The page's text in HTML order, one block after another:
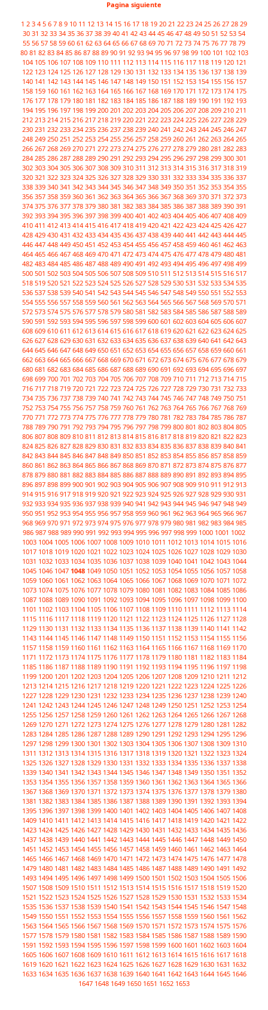
Pagina siguiente
1 2 3 4 5 6 7 8 9 10 11 12 13 14 15 16 17 18 19 20 21 22 23 24 25 26 27 28 29
30 31 32 33 34 35 36 37 38 39 40 41 42 43 44 45 46 47 48 49 50 51 52 53 54
55 56 57 58 59 60 61 62 63 64 65 66 67 68 69 70 71 72 73 74 75 76 77 78 79
80 81 82 83 84 85 86 87 88 89 90 91 92 93 94 95 96 97 98 99 100 101 102 103
104 105 106 107 108 109 110 111 112 113 114 115 116 117 118 119 120 121
122 123 124 125 126 127 128 129 130 131 132 133 134 135 136 137 138 139
140 141 142 143 144 145 146 147 148 149 150 151 152 153 154 155 156 157
158 159 160 161 162 163 164 165 166 167 168 169 170 171 172 173 174 175
176 177 178 179 180 181 182 183 184 185 186 187 188 189 190 191 192 193
194 195 196 197 198 199 200 201 202 203 204 205 206 207 208 209 210 211
212 213 214 215 216 217 218 219 220 221 222 223 224 225 226 227 228 229
230 231 232 233 234 235 236 237 238 239 240 241 242 243 244 245 246 247
248 249 250 251 252 253 254 255 256 257 258 259 260 261 262 263 264 265
266 267 268 269 270 271 272 273 274 275 276 277 278 279 280 281 282 283
284 285 286 287 288 289 290 291 292 293 294 295 296 297 298 299 300 301
302 303 304 305 306 307 308 309 310 311 312 313 314 315 316 317 318 319
320 321 322 323 324 325 326 327 328 329 330 331 332 333 334 335 336 337
338 339 340 341 342 343 344 345 346 347 348 349 350 351 352 353 354 355
356 357 358 359 360 361 362 363 364 365 366 367 368 369 370 371 372 373
374 375 376 377 378 379 380 381 382 383 384 385 386 387 388 389 390 391
392 393 394 395 396 397 398 399 400 401 402 403 404 405 406 407 408 409
410 411 412 413 414 415 416 417 418 419 420 421 422 423 424 425 426 427
428 429 430 431 432 433 434 435 436 437 438 439 440 441 442 443 444 445
446 447 448 449 450 451 452 453 454 455 456 457 458 459 460 461 462 463
464 465 466 467 468 469 470 471 472 473 474 475 476 477 478 479 480 481
482 483 484 485 486 487 488 489 490 491 492 493 494 495 496 497 498 499
500 501 502 503 504 505 506 507 508 509 510 511 512 513 514 515 516 517
518 519 520 521 522 523 524 525 526 527 528 529 530 531 532 533 534 535
536 537 538 539 540 541 542 543 544 545 546 547 548 549 550 551 552 553
554 555 556 557 558 559 560 561 562 563 564 565 566 567 568 569 570 571
572 573 574 575 576 577 578 579 580 581 582 583 584 585 586 587 588 589
590 591 592 593 594 595 596 597 598 599 600 601 602 603 604 605 606 607
608 609 610 611 612 613 614 615 616 617 618 619 620 621 622 623 624 625
626 627 628 629 630 631 632 633 634 635 636 637 638 639 640 641 642 643
644 645 646 647 648 649 650 651 652 653 654 655 656 657 658 659 660 661
662 663 664 665 666 667 668 669 670 671 672 673 674 675 676 677 678 679
680 681 682 683 684 685 686 687 688 689 690 691 692 693 694 695 696 697
698 699 700 701 702 703 704 705 706 707 708 709 710 711 712 713 714 715
716 717 718 719 720 721 722 723 724 725 726 727 728 729 730 731 732 733
734 735 736 737 738 739 740 741 742 743 744 745 746 747 748 749 750 751
752 753 754 755 756 757 758 759 760 761 762 763 764 765 766 767 768 769
770 771 772 773 774 775 776 777 778 779 780 781 782 783 784 785 786 787
788 789 790 791 792 793 794 795 796 797 798 799 800 801 802 803 804 805
806 807 808 809 810 811 812 813 814 815 816 817 818 819 820 821 822 823
824 825 826 827 828 829 830 831 832 833 834 835 836 837 838 839 840 841
842 843 844 845 846 847 848 849 850 851 852 853 854 855 856 857 858 859
860 861 862 863 864 865 866 867 868 869 870 871 872 873 874 875 876 877
878 879 880 881 882 883 884 885 886 887 888 889 890 891 892 893 894 895
896 897 898 899 900 901 902 903 904 905 906 907 908 909 910 911 912 913
914 915 916 917 918 919 920 921 922 923 924 925 926 927 928 929 930 931
932 933 934 935 936 937 938 939 940 941 942 943 944 945 946 947 948 949
950 951 952 953 954 955 956 957 958 959 960 961 962 963 964 965 966 967
968 969 970 971 972 973 974 975 976 977 978 979 980 981 982 983 984 985
986 987 988 989 990 991 992 993 994 995 996 997 998 999 1000 1001 1002
1003 1004 1005 1006 1007 1008 1009 1010 1011 1012 1013 1014 1015 1016
1017 1018 1019 1020 1021 1022 1023 1024 1025 1026 1027 1028 1029 1030
1031 1032 1033 1034 1035 1036 1037 1038 1039 1040 1041 1042 1043 1044
1045 1046 1047 1048 1049 1050 1051 1052 1053 1054 1055 1056 1057 1058
1059 1060 1061 1062 1063 1064 1065 1066 1067 1068 1069 1070 1071 1072
1073 1074 1075 1076 1077 1078 1079 1080 1081 1082 1083 1084 1085 1086
1087 1088 1089 1090 1091 1092 1093 1094 1095 1096 1097 1098 1099 1100
1101 1102 1103 1104 1105 1106 1107 1108 1109 1110 1111 1112 1113 1114
1115 1116 1117 1118 1119 1120 1121 1122 1123 1124 1125 1126 1127 1128
1129 1130 1131 1132 1133 1134 1135 1136 1137 1138 1139 1140 1141 1142
1143 1144 1145 1146 1147 1148 1149 1150 1151 1152 1153 1154 1155 1156
1157 1158 1159 1160 1161 1162 1163 1164 1165 1166 1167 1168 1169 1170
1171 1172 1173 1174 1175 1176 1177 1178 1179 1180 1181 1182 1183 1184
1185 1186 1187 1188 1189 1190 1191 1192 1193 1194 1195 1196 1197 1198
1199 1200 1201 1202 1203 1204 1205 1206 1207 1208 1209 1210 1211 1212
1213 1214 1215 1216 1217 1218 1219 1220 1221 1222 1223 1224 1225 1226
1227 1228 1229 1230 1231 1232 1233 1234 1235 1236 1237 1238 1239 1240
1241 1242 1243 1244 1245 1246 1247 1248 1249 1250 1251 1252 1253 1254
1255 1256 1257 1258 1259 1260 1261 1262 1263 1264 1265 1266 1267 1268
1269 1270 1271 1272 1273 1274 1275 1276 1277 1278 1279 1280 1281 1282
1283 1284 1285 1286 1287 1288 1289 1290 1291 1292 1293 1294 1295 1296
1297 1298 1299 1300 1301 1302 1303 1304 1305 1306 1307 1308 1309 1310
1311 1312 1313 1314 1315 1316 1317 1318 1319 1320 1321 1322 1323 1324
1325 1326 1327 1328 1329 1330 1331 1332 1333 1334 1335 1336 1337 1338
1339 1340 1341 1342 1343 1344 1345 1346 1347 1348 1349 1350 1351 1352
1353 1354 1355 1356 1357 1358 1359 1360 1361 1362 1363 1364 1365 1366
1367 1368 1369 1370 1371 1372 1373 1374 1375 1376 1377 1378 1379 1380
1381 1382 1383 1384 1385 1386 1387 1388 1389 1390 1391 1392 1393 1394
1395 1396 1397 1398 1399 1400 1401 1402 1403 1404 1405 1406 1407 1408
1409 1410 1411 1412 1413 1414 1415 1416 1417 1418 1419 1420 1421 1422
1423 1424 1425 1426 1427 1428 1429 1430 1431 1432 1433 1434 1435 1436
1437 1438 1439 1440 1441 1442 1443 1444 1445 1446 1447 1448 1449 1450
1451 1452 1453 1454 1455 1456 1457 1458 1459 1460 1461 1462 1463 1464
1465 1466 1467 1468 1469 1470 1471 1472 1473 1474 1475 1476 1477 1478
1479 1480 1481 1482 1483 1484 1485 1486 1487 1488 1489 1490 1491 1492
1493 1494 1495 1496 1497 1498 1499 1500 1501 1502 1503 1504 1505 1506
1507 1508 1509 1510 1511 1512 1513 1514 1515 1516 1517 1518 1519 1520
1521 1522 1523 1524 1525 1526 1527 1528 1529 1530 1531 1532 1533 1534
1535 1536 1537 1538 1539 1540 1541 1542 1543 1544 1545 1546 1547 1548
1549 1550 1551 1552 1553 1554 1555 1556 1557 1558 1559 1560 1561 1562
1563 1564 1565 1566 1567 1568 1569 1570 1571 1572 1573 1574 1575 1576
1577 1578 1579 1580 1581 1582 1583 1584 1585 1586 1587 1588 1589 1590
1591 1592 1593 1594 1595 1596 1597 1598 1599 1600 1601 1602 1603 1604
1605 1606 1607 1608 1609 1610 1611 1612 1613 1614 1615 1616 1617 1618
1619 1620 1621 1622 1623 1624 1625 1626 1627 1628 1629 1630 1631 1632
1633 1634 1635 1636 1637 1638 1639 1640 1641 1642 1643 1644 1645 1646
1647 1648 1649 1650 1651 1652 1653